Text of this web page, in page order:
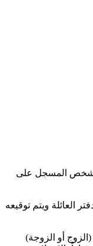
الشخص المسجل على
العائلة ويتم توقيعه
أو الزوجة)